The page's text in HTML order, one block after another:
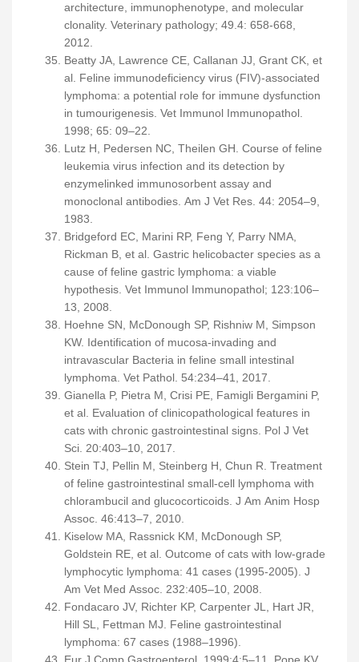
architecture, immunophenotype, and molecular
clonality. Veterinary pathology; 49.4: 658-668,
2012.
Beatty JA, Lawrence CE, Callanan JJ, Grant CK, et
al. Feline immunodeficiency virus (FIV)-associated
lymphoma: a potential role for immune dysfunction
in tumourigenesis. Vet Immunol Immunopathol.
1998; 65: 09–22.
Lutz H, Pedersen NC, Theilen GH. Course of feline
leukemia virus infection and its detection by
enzymelinked immunosorbent assay and
monoclonal antibodies. Am J Vet Res. 44: 2054–9,
1983.
Bridgeford EC, Marini RP, Feng Y, Parry NMA,
Rickman B, et al. Gastric helicobacter species as a
cause of feline gastric lymphoma: a viable
hypothesis. Vet Immunol Immunopathol; 123:106–
13, 2008.
Hoehne SN, McDonough SP, Rishniw M, Simpson
KW. Identification of mucosa-invading and
intravascular Bacteria in feline small intestinal
lymphoma. Vet Pathol. 54:234–41, 2017.
Gianella P, Pietra M, Crisi PE, Famigli Bergamini P,
et al. Evaluation of clinicopathological features in
cats with chronic gastrointestinal signs. Pol J Vet
Sci. 20:403–10, 2017.
Stein TJ, Pellin M, Steinberg H, Chun R. Treatment
of feline gastrointestinal small-cell lymphoma with
chlorambucil and glucocorticoids. J Am Anim Hosp
Assoc. 46:413–7, 2010.
Kiselow MA, Rassnick KM, McDonough SP,
Goldstein RE, et al. Outcome of cats with low-grade
lymphocytic lymphoma: 41 cases (1995-2005). J
Am Vet Med Assoc. 232:405–10, 2008.
Fondacaro JV, Richter KP, Carpenter JL, Hart JR,
Hill SL, Fettman MJ. Feline gastrointestinal
lymphoma: 67 cases (1988–1996).